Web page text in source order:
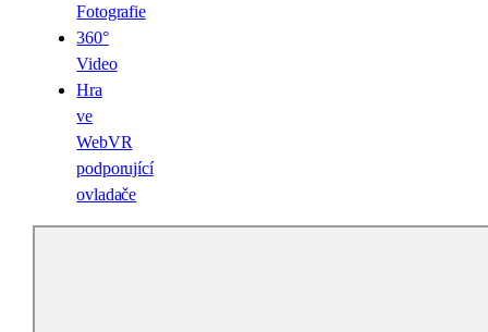
Fotografie
360°
Video
Hra
ve
WebVR
podporující
ovladače